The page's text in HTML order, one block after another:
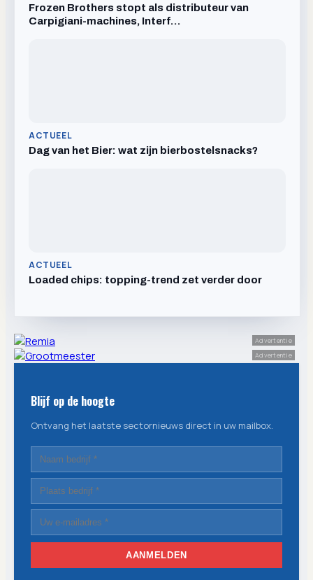
Frozen Brothers stopt als distributeur van
Carpigiani-machines, Interf…
ACTUEEL
Dag van het Bier: wat zijn bierbostelsnacks?
ACTUEEL
Loaded chips: topping-trend zet verder door
Advertentie
Advertentie
Blijf op de hoogte
Ontvang het laatste sectornieuws direct in uw mailbox.
AANMELDEN